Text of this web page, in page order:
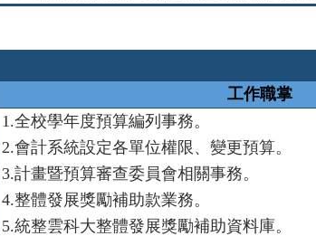
工作職掌
1.全校學年度預算編列事務。
2.會計系統設定各單位權限、變更預算。
3.計畫暨預算審查委員會相關事務。
4.整體發展獎勵補助款業務。
5.統整雲科大整體發展獎勵補助資料庫。